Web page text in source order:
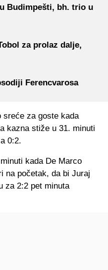
Budimpešti, bh. trio u
za prolaz dalje,
Ferencvarosa
sreće za goste kada
kazna stiže u 31. minuti
0:2.
kada De Marco
na početak, da bi Juraj
za 2:2 pet minuta